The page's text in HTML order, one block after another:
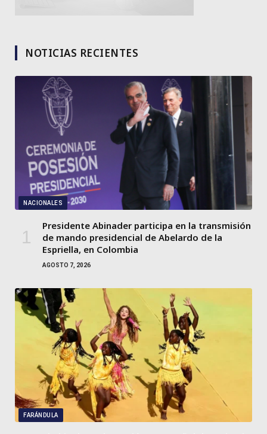
NOTICIAS RECIENTES
NACIONALES
Presidente Abinader participa en la transmisión
de mando presidencial de Abelardo de la
Espriella, en Colombia
AGOSTO 7, 2026
FARÁNDULA